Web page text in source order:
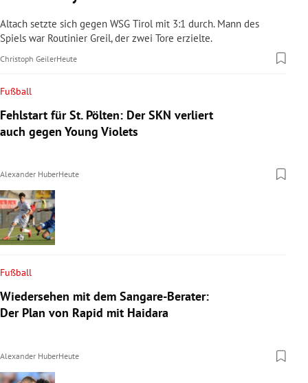
Altach setzte sich gegen WSG Tirol mit 3:1 durch. Mann des
Spiels war Routinier Greil, der zwei Tore erzielte.
Christoph GeilerHeute
Fußball
Fehlstart für St. Pölten: Der SKN verliert
auch gegen Young Violets
Alexander HuberHeute
Fußball
Wiedersehen mit dem Sangare-Berater:
Der Plan von Rapid mit Haidara
Alexander HuberHeute